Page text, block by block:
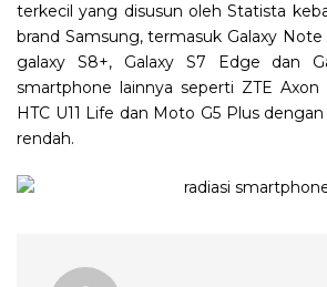
terkecil yang disusun oleh Statista
brand Samsung, termasuk Galaxy Note
galaxy S8+, Galaxy S7 Edge dan
smartphone lainnya seperti ZTE Axon
HTC U11 Life dan Moto G5 Plus
rendah.